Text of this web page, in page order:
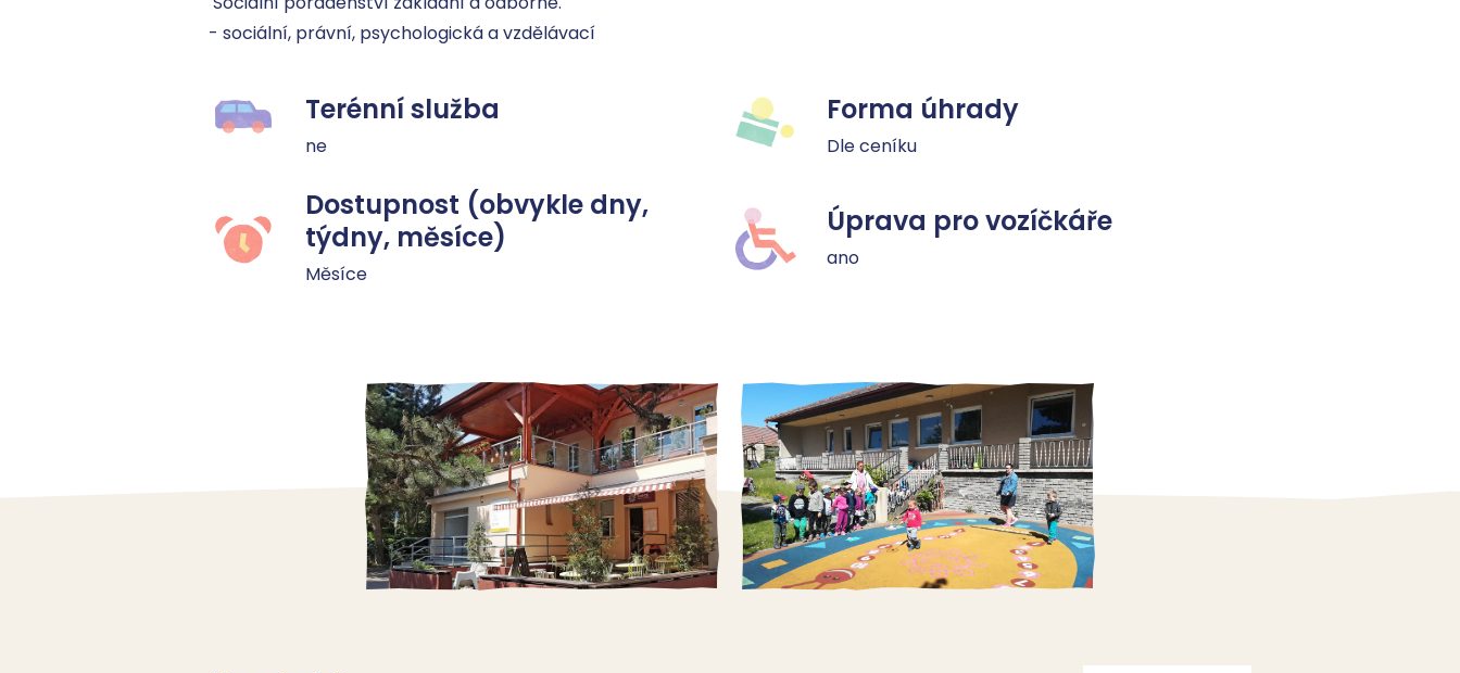
- sociální, právní, psychologická a vzdělávací
Terénní služba
ne
Forma úhrady
Dle ceníku
Dostupnost (obvykle dny,
týdny, měsíce)
Měsíce
Úprava pro vozíčkáře
ano